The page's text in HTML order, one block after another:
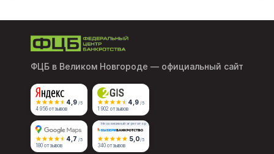
ФЦБ в Великом Новгороде — официальный сайт
4,9 /5
4 956 отзывов
4,9 /5
1 902 отзывов
4,7 /5
180 отзывов
Независимый агрегатор
5,0/5
340 отзывов